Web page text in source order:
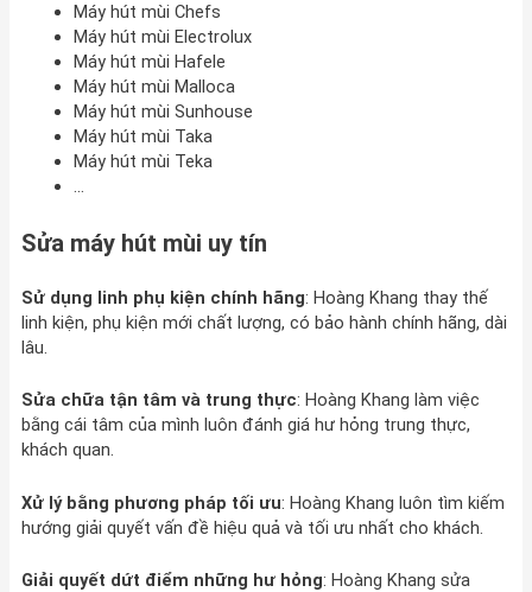
Máy hút mùi Chefs
Máy hút mùi Electrolux
Máy hút mùi Hafele
Máy hút mùi Malloca
Máy hút mùi Sunhouse
Máy hút mùi Taka
Máy hút mùi Teka
…
Sửa máy hút mùi uy tín
Sử dụng linh phụ kiện chính hãng: Hoàng Khang thay thế
linh kiện, phụ kiện mới chất lượng, có bảo hành chính hãng, dài
lâu.
Sửa chữa tận tâm và trung thực: Hoàng Khang làm việc
bằng cái tâm của mình luôn đánh giá hư hỏng trung thực,
khách quan.
Xử lý bằng phương pháp tối ưu: Hoàng Khang luôn tìm kiếm
hướng giải quyết vấn đề hiệu quả và tối ưu nhất cho khách.
Giải quyết dứt điểm những hư hỏng: Hoàng Khang sửa